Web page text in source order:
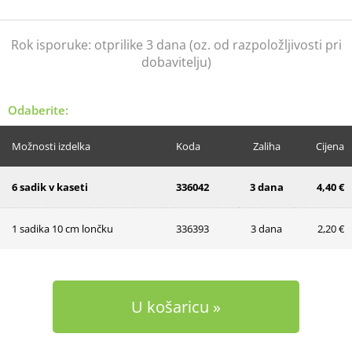
Rok isporuke: otprilike 3 dana (oz. od razpoložljivosti pri
dobavitelju)
Odaberite:
Možnosti izdelka Koda Zaliha Cijena
6 sadik v kaseti 336042 3 dana 4,40 €
1 sadika 10 cm lončku 336393 3 dana 2,20 €
U košaricu